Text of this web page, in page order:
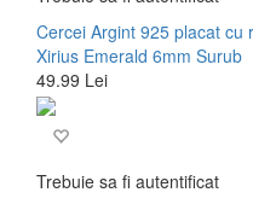
Cercei Argint 925 placat
Xirius Emerald 6mm Surub
49.99 Lei
Trebuie sa fi autentificat